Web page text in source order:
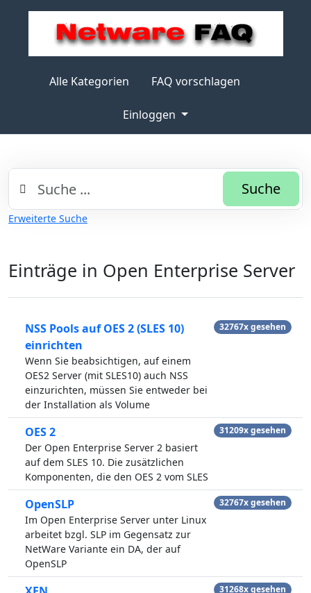
Alle Kategorien FAQ vorschlagen
Einloggen
Suche
Erweiterte Suche
Einträge in Open Enterprise Server
NSS Pools auf OES 2 (SLES 10)
einrichten
Wenn Sie beabsichtigen, auf einem
OES2 Server (mit SLES10) auch NSS
einzurichten, müssen Sie entweder bei
der Installation als Volume
32767x gesehen
OES 2
Der Open Enterprise Server 2 basiert
auf dem SLES 10. Die zusätzlichen
Komponenten, die den OES 2 vom SLES
31209x gesehen
OpenSLP
Im Open Enterprise Server unter Linux
arbeitet bzgl. SLP im Gegensatz zur
NetWare Variante ein DA, der auf
OpenSLP
32767x gesehen
31268x gesehen